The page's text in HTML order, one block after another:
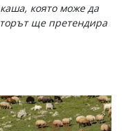
която може да
ще претендира